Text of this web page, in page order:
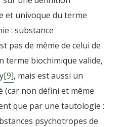
et univoque du terme
: substance
pas de même de celui de
terme biochimique valide,
[9], mais est aussi un
non défini et même
que par une tautologie :
psychotropes de